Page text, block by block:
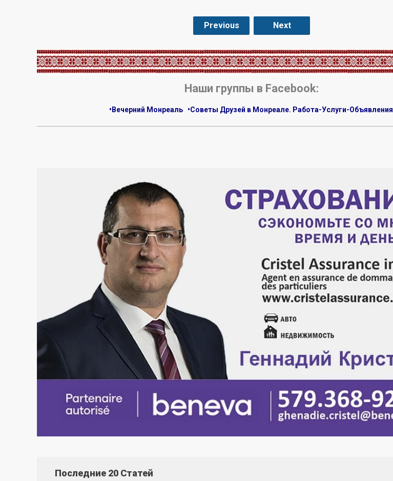
Previous Next
.
Наши группы в Facebook:
•Вечерний Монреаль •Советы Друзей в Монреале. Работа-Услуги-Объявления
Последние 20 Статей